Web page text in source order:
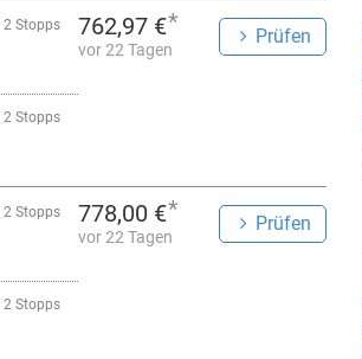
2 Stopps
2 Stopps
762,97 €*
vor 22 Tagen
Prüfen
2 Stopps
2 Stopps
778,00 €*
vor 22 Tagen
Prüfen